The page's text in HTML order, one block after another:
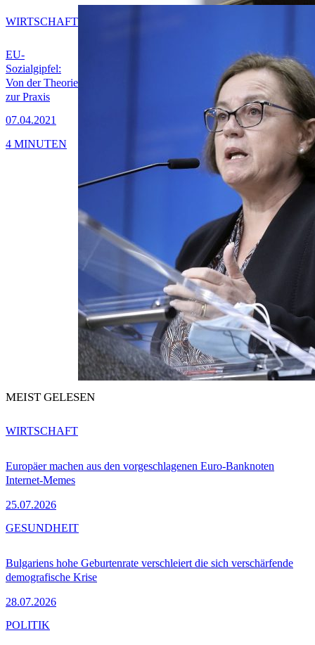
EU-
Sozialgipfel:
Von der Theorie
zur Praxis
07.04.2021
WIRTSCHAFT
4 MINUTEN
MEIST GELESEN
Europäer machen aus den vorgeschlagenen Euro-Banknoten
Internet-Memes
25.07.2026
WIRTSCHAFT
Bulgariens hohe Geburtenrate verschleiert die sich verschärfende
demografische Krise
28.07.2026
GESUNDHEIT
POLITIK